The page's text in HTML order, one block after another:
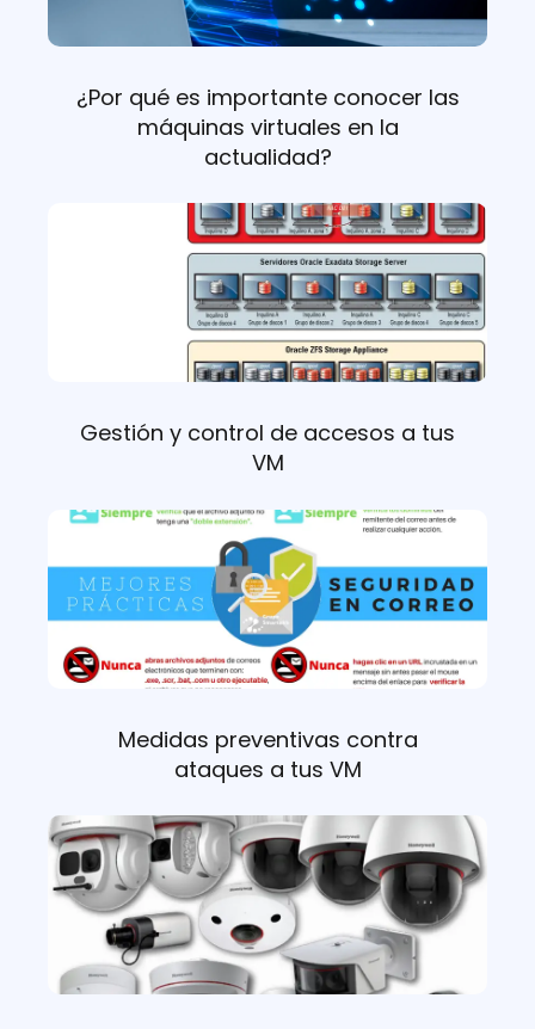
¿Por qué es importante conocer las
máquinas virtuales en la
actualidad?
Gestión y control de accesos a tus
VM
Medidas preventivas contra
ataques a tus VM